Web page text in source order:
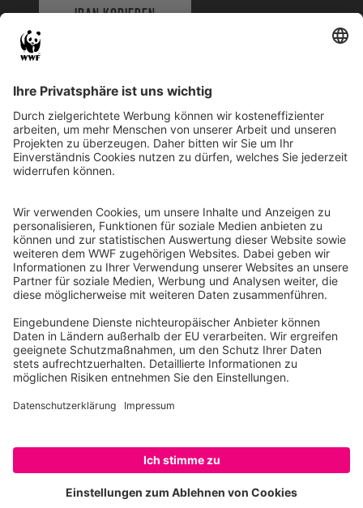
IBAN KOPIEREN
WWF Deutschland
Reinhardtstr. 18
10117 Berlin
Ihre Spende kann steuerlich geltend gemacht werden
Registriert als Stiftung WWF Deutschland, Senatsverwaltung für
Justiz Berlin, Az: 3416/976/2
Umsatzsteuer-Identifikationsnummer: DE 114236103
Freistellungsbescheid: Als gemeinnützige Körperschaft befreit
von der Körperschaftssteuer gem. §5 I 9 KStg. unter der
Steuernummer 27/641/09321